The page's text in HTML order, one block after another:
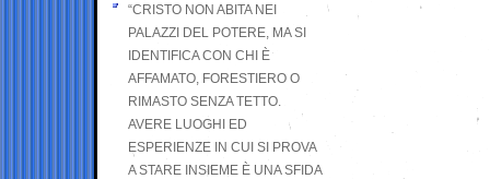
“CRISTO NON ABITA NEI
PALAZZI DEL POTERE, MA SI
IDENTIFICA CON CHI È
AFFAMATO, FORESTIERO O
RIMASTO SENZA TETTO.
AVERE LUOGHI ED
ESPERIENZE IN CUI SI PROVA
A STARE INSIEME È UNA SFIDA